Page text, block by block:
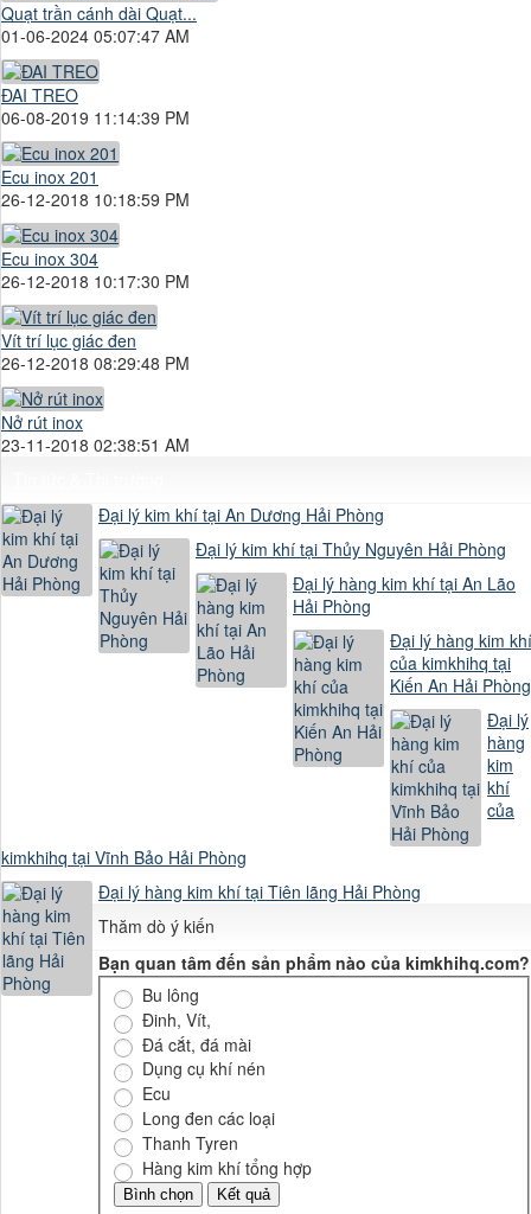
Quạt trần cánh dài Quạt...
01-06-2024 05:07:47 AM
ĐAI TREO
06-08-2019 11:14:39 PM
Ecu inox 201
26-12-2018 10:18:59 PM
Ecu inox 304
26-12-2018 10:17:30 PM
Vít trí lục giác đen
26-12-2018 08:29:48 PM
Nở rút inox
23-11-2018 02:38:51 AM
Đại lý kim khí tại An Dương Hải Phòng
Đại lý kim khí tại Thủy Nguyên Hải Phòng
Đại lý hàng kim khí tại An Lão
Hải Phòng
Đại lý hàng kim khí
của kimkhihq tại
Kiến An Hải Phòng
Đại lý
hàng
kim
khí
của
kimkhihq tại Vĩnh Bảo Hải Phòng
Đại lý hàng kim khí tại Tiên lãng Hải Phòng
Thăm dò ý kiến
Bạn quan tâm đến sản phẩm nào của kimkhihq.com?
Bu lông
Đinh, Vít,
Đá cắt, đá mài
Dụng cụ khí nén
Ecu
Long đen các loại
Thanh Tyren
Hàng kim khí tổng hợp